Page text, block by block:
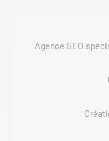
Agence SEO